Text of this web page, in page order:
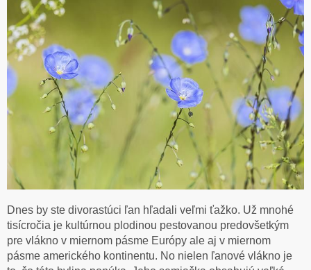
Dnes by ste divorastúci ľan hľadali veľmi ťažko. Už mnohé
tisícročia je kultúrnou plodinou pestovanou predovšetkým
pre vlákno v miernom pásme Európy ale aj v miernom
pásme amerického kontinentu. No nielen ľanové vlákno je